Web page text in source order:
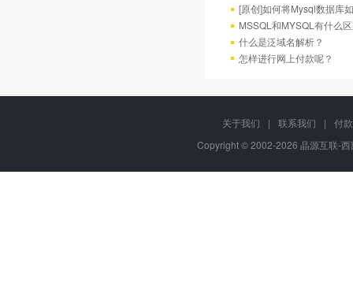
[原创]如何将Mysql数据库
MSSQL和MYSQL有什么
什么是泛域名解析？
怎样进行网上付款呢？
关于我们 | 联系我们 |
付
Copyright © 2002-2026 晶源互联-